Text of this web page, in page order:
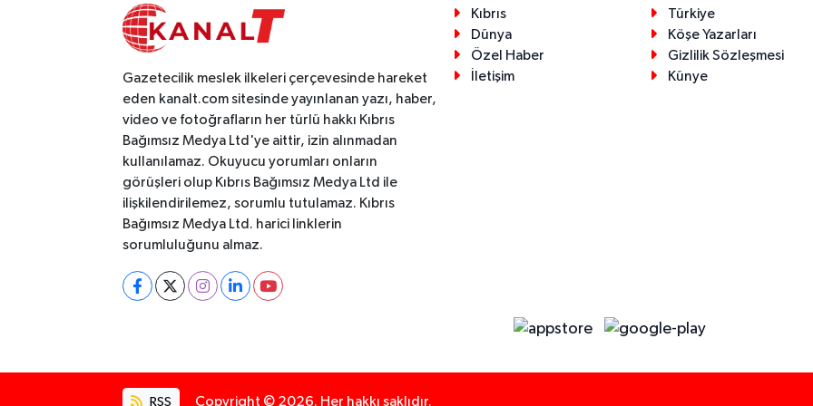
Gazetecilik meslek ilkeleri çerçevesinde hareket
eden kanalt.com sitesinde yayınlanan yazı, haber,
video ve fotoğrafların her türlü hakkı Kıbrıs
Bağımsız Medya Ltd'ye aittir, izin alınmadan
kullanılamaz. Okuyucu yorumları onların
görüşleri olup Kıbrıs Bağımsız Medya Ltd ile
ilişkilendirilemez, sorumlu tutulamaz. Kıbrıs
Bağımsız Medya Ltd. harici linklerin
sorumluluğunu almaz.
Kıbrıs
Türkiye
Dünya
Köşe Yazarları
Özel Haber
Gizlilik Sözleşmesi
İletişim
Künye
RSS Copyright © 2026. Her hakkı saklıdır.